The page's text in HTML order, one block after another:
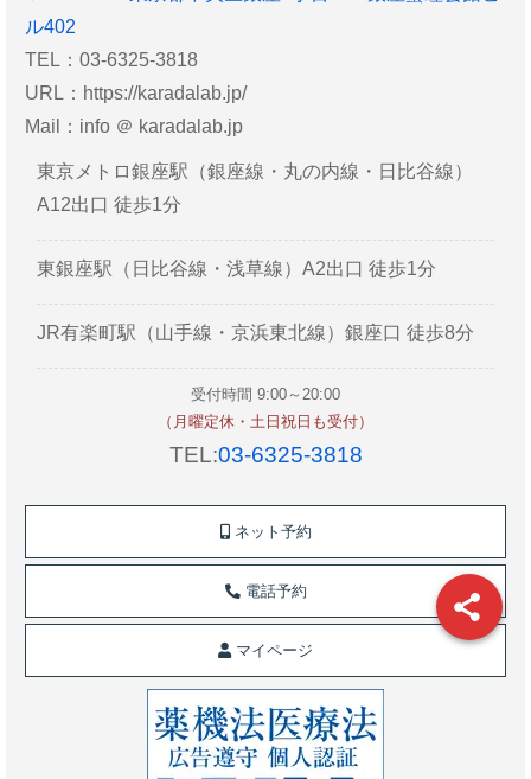
ル402
TEL：03-6325-3818
URL： https://karadalab.jp/
Mail：info ＠ karadalab.jp
東京メトロ銀座駅（銀座線・丸の内線・日比谷線）
A12出口 徒歩1分
東銀座駅（日比谷線・浅草線）A2出口 徒歩1分
JR有楽町駅（山手線・京浜東北線）銀座口 徒歩8分
受付時間 9:00～20:00
（月曜定休・土日祝日も受付）
TEL:03-6325-3818
ネット予約
電話予約
マイページ